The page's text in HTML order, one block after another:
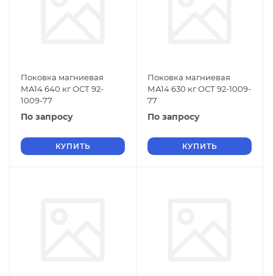
Поковка магниевая
МА14 640 кг ОСТ 92-
1009-77
По запросу
КУПИТЬ
Поковка магниевая
МА14 630 кг ОСТ 92-1009-
77
По запросу
КУПИТЬ